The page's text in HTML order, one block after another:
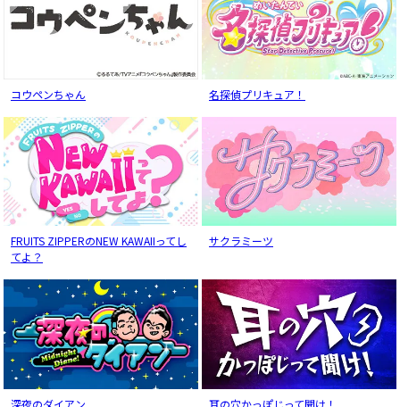
コウペンちゃん 名探偵プリキュア！
FRUITS ZIPPERのNEW KAWAIIってし
てよ？
サクラミーツ
深夜のダイアン 耳の穴かっぽじって聞け！